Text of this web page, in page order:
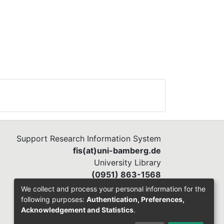
Support Research Information System
fis(at)uni-bamberg.de
University Library
(0951) 863-1568
We collect and process your personal information for the
following purposes: Authentication, Preferences,
Acknowledgement and Statistics.